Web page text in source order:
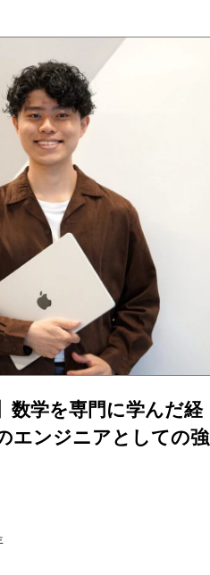
数学を専門に学んだ経
エンジニアとしての強